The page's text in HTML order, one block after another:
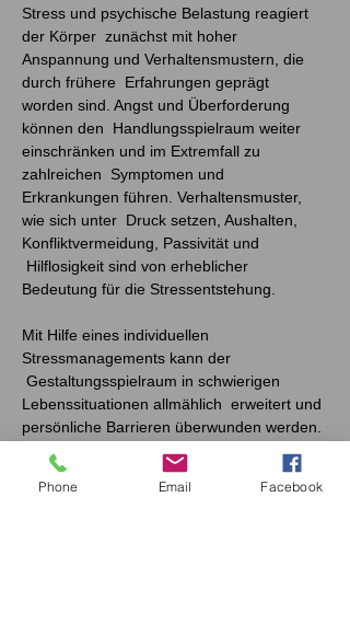
Stress und psychische Belastung reagiert
der Körper  zunächst mit hoher
Anspannung und Verhaltensmustern, die
durch frühere  Erfahrungen geprägt
worden sind. Angst und Überforderung
können den  Handlungsspielraum weiter
einschränken und im Extremfall zu
zahlreichen  Symptomen und
Erkrankungen führen. Verhaltensmuster,
wie sich unter  Druck setzen, Aushalten,
Konfliktvermeidung, Passivität und
Hilflosigkeit sind von erheblicher
Bedeutung für die Stressentstehung.
Mit Hilfe eines individuellen
Stressmanagements kann der
Gestaltungsspielraum in schwierigen
Lebenssituationen allmählich  erweitert und
persönliche Barrieren überwunden werden.
In diesem Seminar  lernen Sie Ihre
persönlichen Stressverstärker und
Stressreaktionen  (er-)kennen und erhalten
Phone Email Facebook